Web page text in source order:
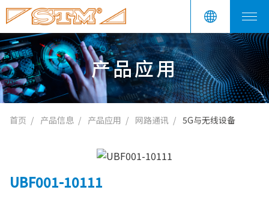
产品应用
首页 产品信息 产品应用 网路通讯 5G与无线设备
UBF001-10111